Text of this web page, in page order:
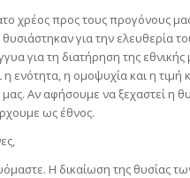
χρέος προς τους προγόνους
για την ελευθερία
για τη διατήρηση της εθνικής
η ενότητα, η ομοψυχία και η τιμή
Αν αφήσουμε να ξεχαστεί η
ως έθνος.
Η δικαίωση της θυσίας